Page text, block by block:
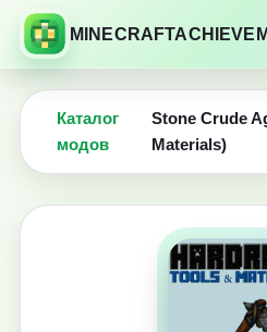
Каталог
модов
Stone Crude
Materials)